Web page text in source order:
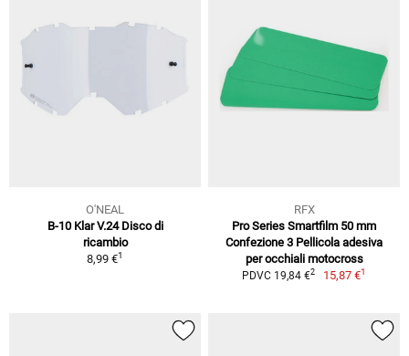
O'NEAL
B-10 Klar V.24 Disco di
ricambio
8,99 €1
RFX
Pro Series Smartfilm 50 mm
Confezione 3 Pellicola adesiva
per occhiali motocross
PDVC 19,84 €2 15,87 €1